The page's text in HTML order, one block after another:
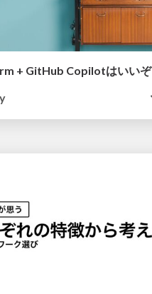
+ GitHub Copilotはいいぞ